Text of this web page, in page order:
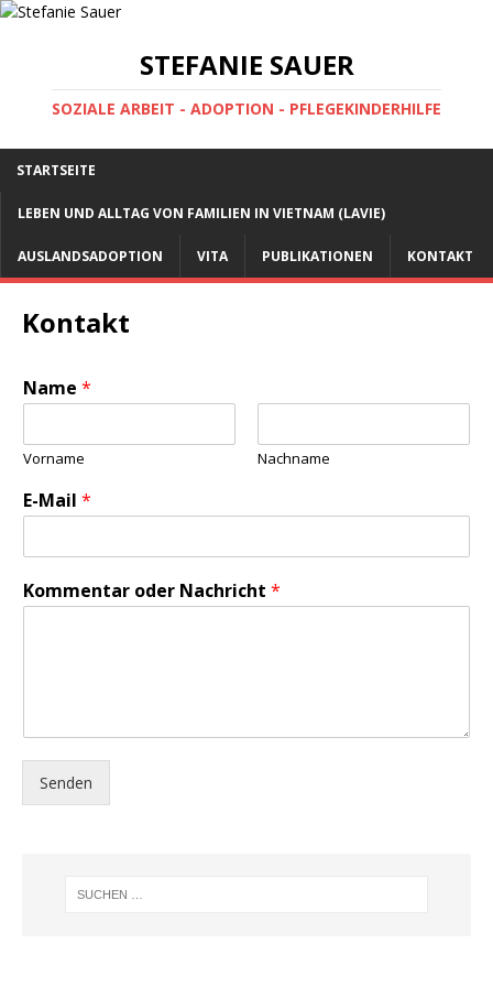
STEFANIE SAUER
SOZIALE ARBEIT - ADOPTION - PFLEGEKINDERHILFE
STARTSEITE
LEBEN UND ALLTAG VON FAMILIEN IN VIETNAM (LAVIE)
AUSLANDSADOPTION VITA PUBLIKATIONEN KONTAKT
Kontakt
Name *
Vorname Nachname
E-Mail *
Kommentar oder Nachricht *
Senden